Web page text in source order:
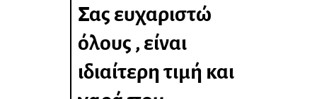
Σας ευχαριστώ
όλους , είναι
ιδιαίτερη τιμή και